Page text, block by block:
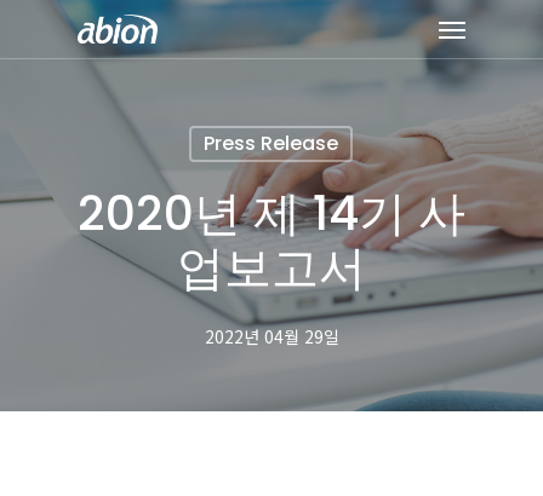
Menu
Press Release
2020년 제 14기 사
업보고서
2022년 04월 29일